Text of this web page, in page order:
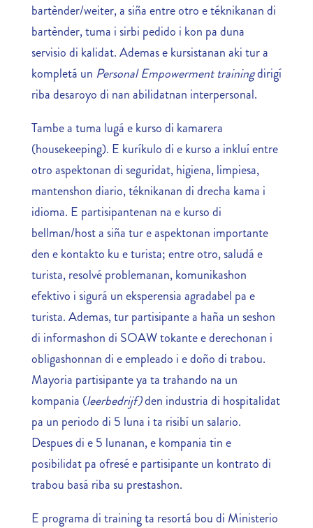
bartènder/weiter, a siña entre otro e téknikanan di
bartènder, tuma i sirbi pedido i kon pa duna
servisio di kalidat. Ademas e kursistanan aki tur a
kompletá un Personal Empowerment trainingdirigí
riba desaroyo di nan abilidatnan interpersonal.
Tambe a tuma lugá e kurso di kamarera
(housekeeping). E kuríkulo di e kurso a inkluí entre
otro aspektonan di seguridat, higiena, limpiesa,
mantenshon diario, téknikanan di drecha kama i
idioma. E partisipantenan na e kurso di
bellman/host a siña tur e aspektonan importante
den e kontakto ku e turista; entre otro, saludá e
turista, resolvé problemanan, komunikashon
efektivo i sigurá un eksperensia agradabel pa e
turista. Ademas, tur partisipante a haña un seshon
di informashon di SOAW tokante e derechonan i
obligashonnan di e empleado i e doño di trabou.
Mayoria partisipante ya ta trahando na un
kompania (leerbedrijf)den industria di hospitalidat
pa un periodo di 5 luna i ta risibí un salario.
Despues di e 5 lunanan, e kompania tin e
posibilidat pa ofresé e partisipante un kontrato di
trabou basá riba su prestashon.
E programa di training ta resortá bou di Ministerio